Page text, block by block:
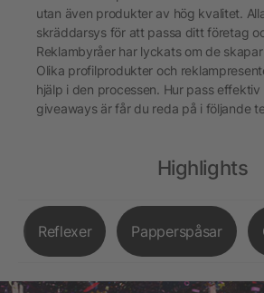
utan även produkter av hög kvalitet.
skräddarsys för att passa ditt företag
Reklambyråer har lyckats om de
Olika profilprodukter och
hjälp i den processen. Hur pass effektiv
giveaways är får du reda på i följande
Highlights
Reflexer Papperspåsar